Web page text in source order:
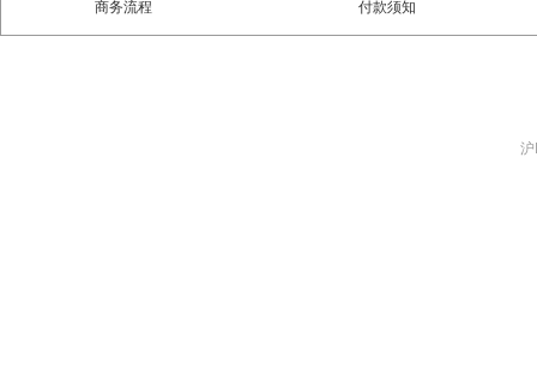
商务流程
付款须知